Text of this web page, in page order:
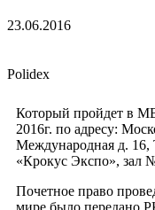
23.06.2016
Polidex
Который пройдет в
2016г. по адресу:
Международная д.
«Крокус Экспо», зал
Почетное право
мире было передано